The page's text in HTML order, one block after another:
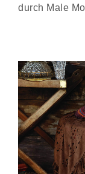
durch Male